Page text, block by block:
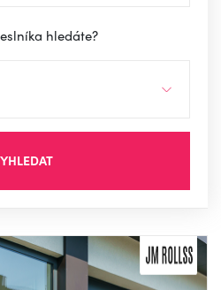
hledáte?